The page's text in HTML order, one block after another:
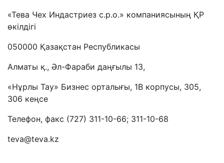
«Тева Чех Индастриез с.р.о.» компаниясының ҚР
өкілдігі
050000 Қазақстан Республикасы
Алматы қ., Әл-Фараби даңғылы 13,
«Нұрлы Тау» Бизнес орталығы, 1В корпусы, 305,
306 кеңсе
Телефон, факс (727) 311-10-66; 311-10-68
teva@teva.kz